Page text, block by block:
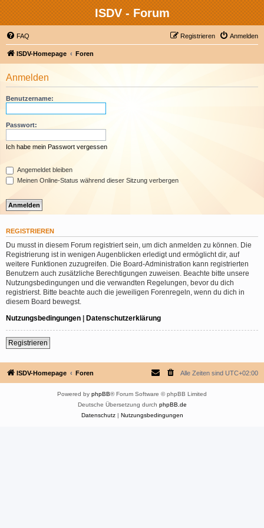
ISDV - Forum
FAQ Anmelden
Registrieren
ISDV-Homepage Foren
Anmelden
Benutzername:
Passwort:
Ich habe mein Passwort vergessen
Angemeldet bleiben
Meinen Online-Status während dieser Sitzung verbergen
REGISTRIEREN
Du musst in diesem Forum registriert sein, um dich anmelden zu können. Die
Registrierung ist in wenigen Augenblicken erledigt und ermöglicht dir, auf
weitere Funktionen zuzugreifen. Die Board-Administration kann registrierten
Benutzern auch zusätzliche Berechtigungen zuweisen. Beachte bitte unsere
Nutzungsbedingungen und die verwandten Regelungen, bevor du dich
registrierst. Bitte beachte auch die jeweiligen Forenregeln, wenn du dich in
diesem Board bewegst.
Nutzungsbedingungen | Datenschutzerklärung
Registrieren
ISDV-Homepage Foren Alle Zeiten sind UTC+02:00
Powered by phpBB® Forum Software © phpBB Limited
Deutsche Übersetzung durch phpBB.de
Datenschutz| Nutzungsbedingungen